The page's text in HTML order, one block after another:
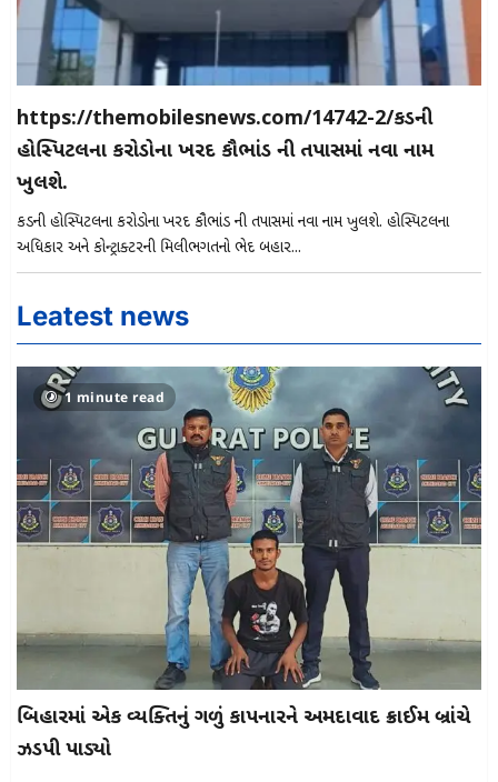
https://themobilesnews.com/14742-2/કીડની
હોસ્પિટલના કરોડોના ખરીદી કૌભાંડ ની તપાસમાં નવા નામ
ખુલશે.
કીડની હોસ્પિટલના કરોડોના ખરીદી કૌભાંડ ની તપાસમાં નવા નામ ખુલશે. હોસ્પિટલના
અધિકારી અને કોન્ટ્રાક્ટરની મિલીભગતનો ભેદ બહાર...
Leatest news
1 minute read
બિહારમાં એક વ્યક્તિનું ગળું કાપનારને અમદાવાદ ક્રાઈમ બ્રાંચે
ઝડપી પાડ્યો